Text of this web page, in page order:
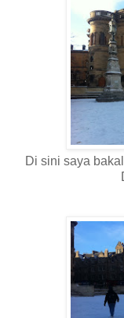
Di sini saya